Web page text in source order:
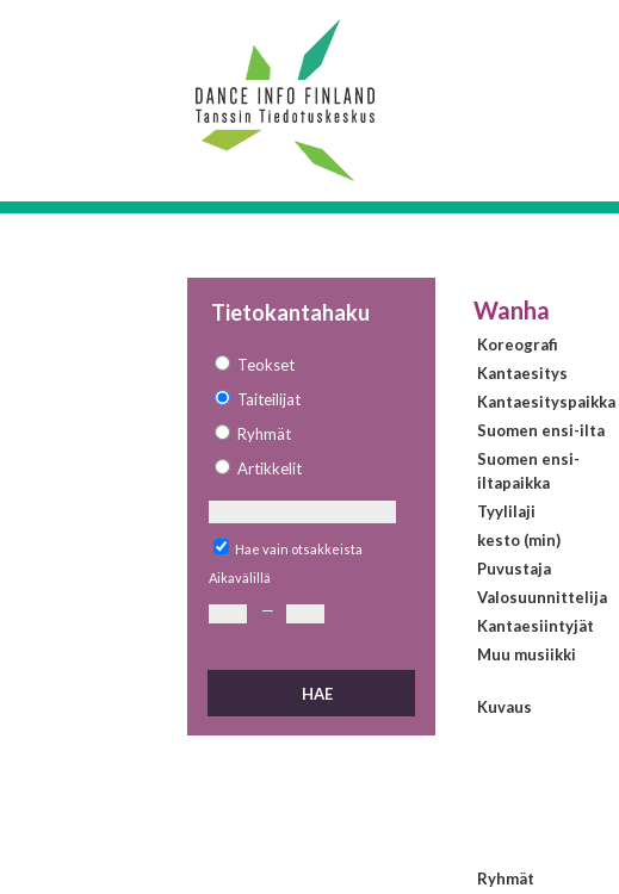
Tietokantahaku
Teokset
Taiteilijat
Ryhmät
Artikkelit
Hae vain otsakkeista
Aikavälillä
—
Wanha
Koreografi
Kantaesitys
Kantaesityspaikka
Suomen ensi-ilta
Suomen ensi-
iltapaikka
Tyylilaji
kesto (min)
Puvustaja
Valosuunnittelija
Kantaesiintyjät
Muu musiikki
Kuvaus
Ryhmät